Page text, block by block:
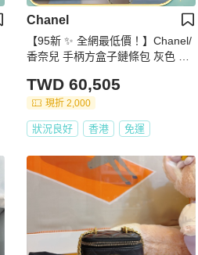
Chanel
【95新 ✨ 全網最低價！】Chanel/
香奈兒 手柄方盒子鏈條包 灰色 金
TWD 60,505
現折 2,000
狀況良好 香港 免運